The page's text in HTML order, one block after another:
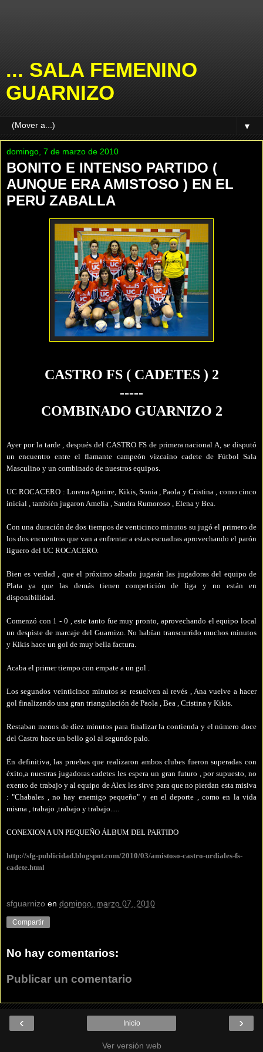
... SALA FEMENINO
GUARNIZO
▼
domingo, 7 de marzo de 2010
BONITO E INTENSO PARTIDO (
AUNQUE ERA AMISTOSO ) EN EL
PERU ZABALLA
CASTRO FS ( CADETES ) 2
-----
COMBINADO GUARNIZO 2
Ayer por la tarde , después del CASTRO FS de primera nacional A, se disputó
un encuentro entre el flamante campeón vizcaíno cadete de Fútbol Sala
Masculino y un combinado de nuestros equipos.
UC ROCACERO : Lorena Aguirre, Kikis, Sonia , Paola y Cristina , como cinco
inicial , también jugaron Amelia , Sandra Rumoroso , Elena y Bea.
Con una duración de dos tiempos de venticinco minutos su jugó el primero de
los dos encuentros que van a enfrentar a estas escuadras aprovechando el parón
liguero del UC ROCACERO.
Bien es verdad , que el próximo sábado jugarán las jugadoras del equipo de
Plata ya que las demás tienen competición de liga y no están en
disponibilidad.
Comenzó con 1 - 0 , este tanto fue muy pronto, aprovechando el equipo local
un despiste de marcaje del Guarnizo. No habían transcurrido muchos minutos
y Kikis hace un gol de muy bella factura.
Acaba el primer tiempo con empate a un gol .
Los segundos veinticinco minutos se resuelven al revés , Ana vuelve a hacer
gol finalizando una gran triangulación de Paola , Bea , Cristina y Kikis.
Restaban menos de diez minutos para finalizar la contienda y el número doce
del Castro hace un bello gol al segundo palo.
En definitiva, las pruebas que realizaron ambos clubes fueron superadas con
éxito,a nuestras jugadoras cadetes les espera un gran futuro , por supuesto, no
exento de trabajo y al equipo de Alex les sirve para que no pierdan esta misiva
: "Chabales , no hay enemigo pequeño" y en el deporte , como en la vida
misma , trabajo ,trabajo y trabajo.....
CONEXION A UN PEQUEÑO ÁLBUM DEL PARTIDO
http://sfg-publicidad.blogspot.com/2010/03/amistoso-castro-urdiales-fs-
cadete.html
sfguarnizo en domingo, marzo 07, 2010
Compartir
No hay comentarios:
Publicar un comentario
‹ ›
Inicio
Ver versión web